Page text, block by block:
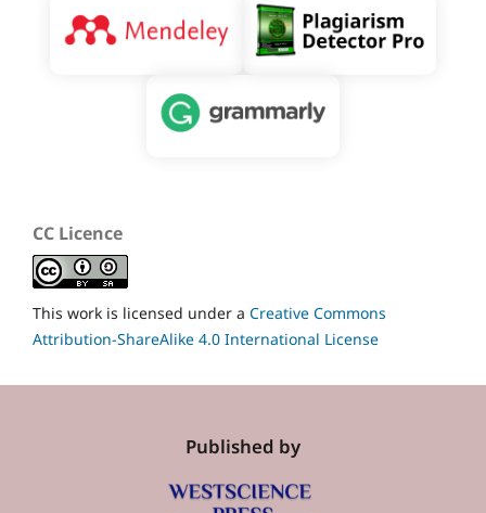
CC Licence
This work is licensed under a Creative Commons
Attribution-ShareAlike 4.0 International License
Published by